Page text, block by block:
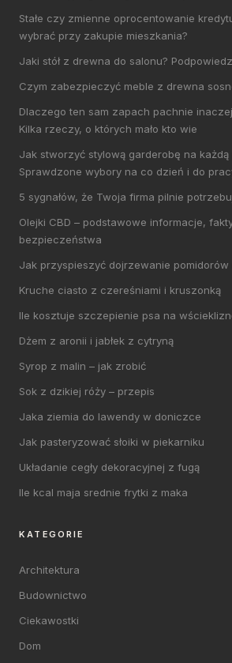
Stałe czy zmienne oprocentowanie
wybrać przy zakupie mieszkania?
Jaki stół z drewna do salonu?
Czym zabezpieczyć meble z drewna
Dlaczego ten sam zapach pachnie
Kilka rzeczy, o których mało kto wie
Jak stworzyć stylową garderobę na każdą
Sprawdzone wybory na co dzień i do
5 sygnałów, że Twoja firma pilnie
Olejki CBD – podstawowe informacje,
bezpieczeństwa
Jak przyspieszyć dojrzewanie
Kruche ciasto z czereśniami i kruszonką
Ile kosztuje szczepienie psa na
Dżem z aronii i jabłek z cytryną
Syrop z malin – jak zrobić
Sok z dzikiej róży – przepis
Jaka ziemia do lawendy w doniczce
Jak pasteryzować słoiki w piekarniku
Układanie cegły dekoracyjnej z fugą
Ile kcal maja srednie frytki z maka
KATEGORIE
Architektura
Budownictwo
Ciekawostki
Dom